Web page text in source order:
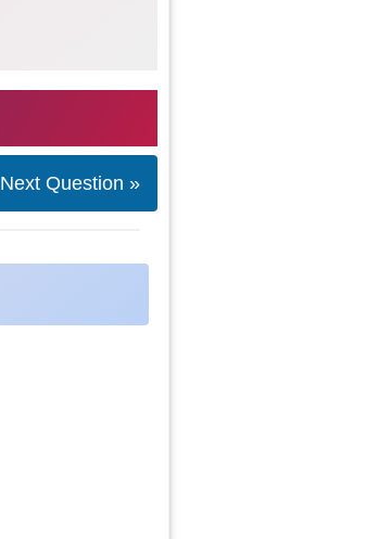
Next Question »